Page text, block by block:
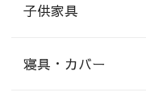
子供家具
寝具・カバー